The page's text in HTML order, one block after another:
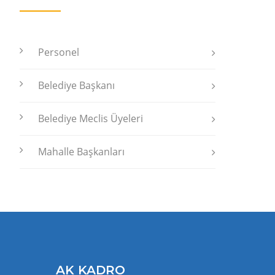
Personel
Belediye Başkanı
Belediye Meclis Üyeleri
Mahalle Başkanları
AK KADRO